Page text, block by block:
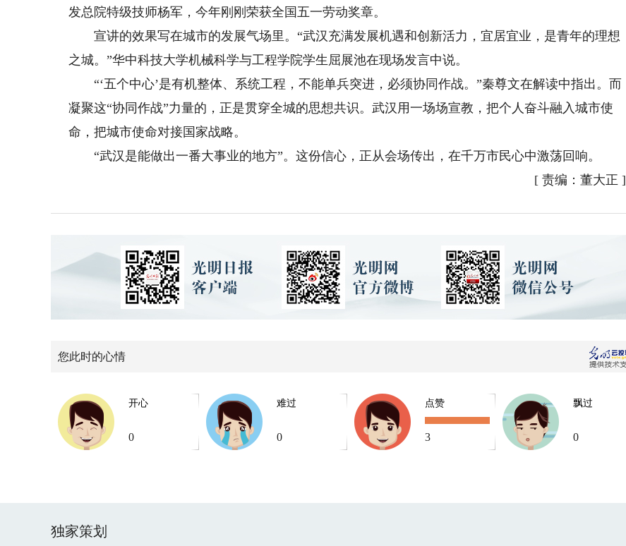
发总院特级技师杨军，今年刚刚荣获全国五一劳动奖章。
宣讲的效果写在城市的发展气场里。“武汉充满发展机遇和创新活力，宜居宜业，是青年的理想
之城。”华中科技大学机械科学与工程学院学生屈展池在现场发言中说。
“‘五个中心’是有机整体、系统工程，不能单兵突进，必须协同作战。”秦尊文在解读中指出。而
凝聚这“协同作战”力量的，正是贯穿全城的思想共识。武汉用一场场宣教，把个人奋斗融入城市使
命，把城市使命对接国家战略。
“武汉是能做出一番大事业的地方”。这份信心，正从会场传出，在千万市民心中激荡回响。
[ 责编：董大正 ]
您此时的心情
开心
0
难过
0
点赞
3
飘过
0
独家策划